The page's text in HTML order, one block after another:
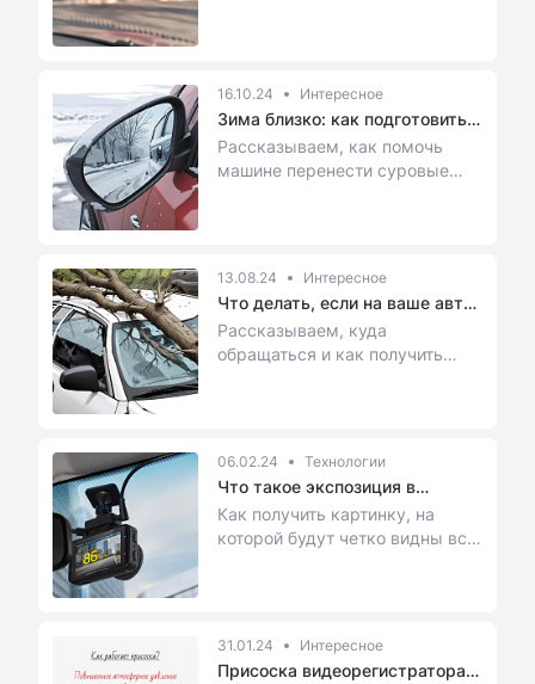
16.10.24 Интересное
Зима близко: как подготовить
маш...
Рассказываем, как помочь
машине перенести суровые
13.08.24 Интересное
Что делать, если на ваше авто
уп...
Рассказываем, куда
обращаться и как получить
06.02.24 Технологии
Что такое экспозиция в
видеореги...
Как получить картинку, на
которой будут четко видны все
31.01.24 Интересное
Присоска видеорегистратора